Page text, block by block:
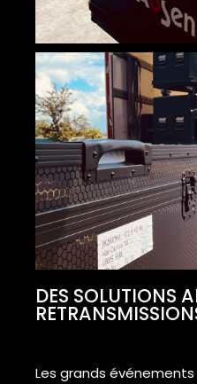
DES SOLUTIONS
Les grands